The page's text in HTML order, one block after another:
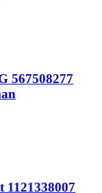
567508277